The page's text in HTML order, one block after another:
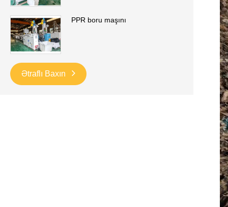
PPR boru maşını
Ətraflı Baxın